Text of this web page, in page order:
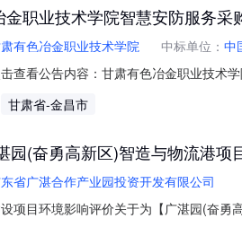
金职业技术学院智慧安防服务采
有色冶金职业技术学院 中标单位： 中
查看公告内容：甘肃有色冶金职业技术
甘肃省-金昌市
园(奋勇高新区)智造与物流港
省广湛合作产业园投资开发有限公司
项目环境影响评价关于为【广湛园(奋勇